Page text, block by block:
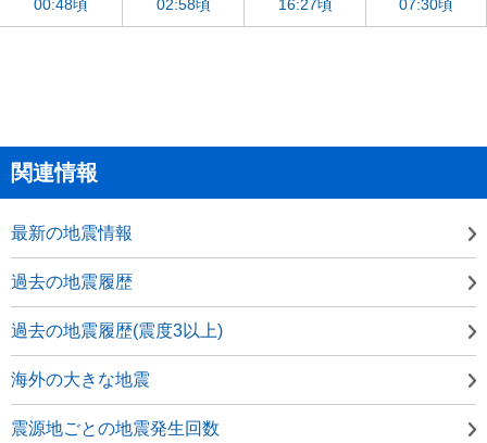
00:48頃
02:58頃
16:27頃
07:30頃
関連情報
最新の地震情報
過去の地震履歴
過去の地震履歴(震度3以上)
海外の大きな地震
震源地ごとの地震発生回数